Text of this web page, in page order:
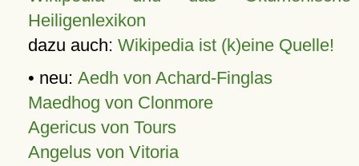
Heiligenlexikon
dazu auch: Wikipedia ist (k)eine Quelle!
• neu: Aedh von Achard-Finglas
Maedhog von Clonmore
Agericus von Tours
Angelus von Vitoria